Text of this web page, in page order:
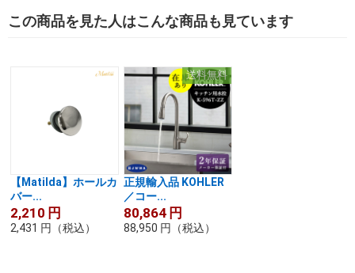
この商品を見た人はこんな商品も見ています
【Matilda】ホールカ
バー...
2,210 円
2,431 円 （税込）
送料無料
正規輸入品 KOHLER
／コー...
80,864 円
88,950 円 （税込）